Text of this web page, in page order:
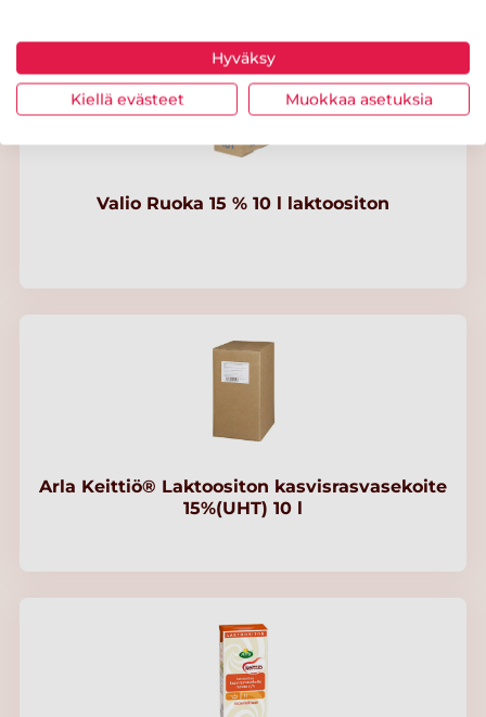
Valio Ruoka 15 % 10 l laktoositon
Arla Keittiö® Laktoositon kasvisrasvasekoite
15%(UHT) 10 l
Hyväksy
Kiellä evästeet Muokkaa asetuksia